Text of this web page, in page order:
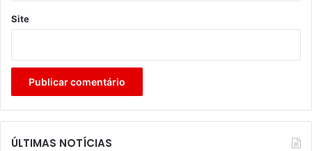
Site
ÚLTIMAS NOTÍCIAS